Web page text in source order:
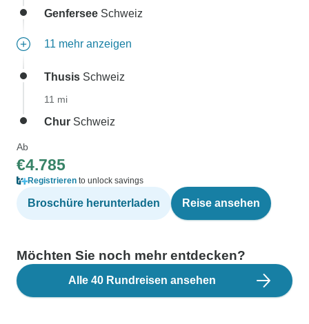
Genfersee Schweiz
11 mehr anzeigen
Thusis Schweiz
11 mi
Chur Schweiz
Ab
€4.785
Registrieren to unlock savings
Broschüre herunterladen Reise ansehen
Möchten Sie noch mehr entdecken?
Alle 40 Rundreisen ansehen